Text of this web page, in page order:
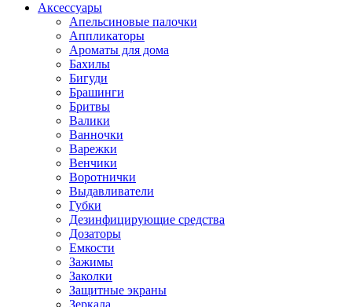
Аксессуары
Апельсиновые палочки
Аппликаторы
Ароматы для дома
Бахилы
Бигуди
Брашинги
Бритвы
Валики
Ванночки
Варежки
Венчики
Воротнички
Выдавливатели
Губки
Дезинфицирующие средства
Дозаторы
Емкости
Зажимы
Заколки
Защитные экраны
Зеркала